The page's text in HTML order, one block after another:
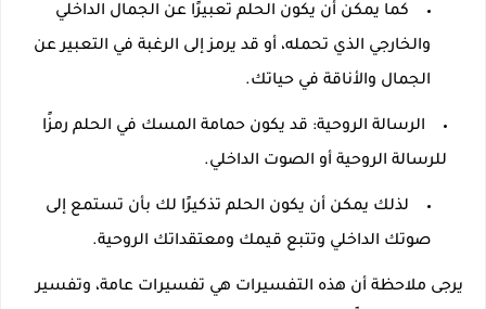
كما يمكن أن يكون الحلم تعبيرًا عن الجمال الداخلي
والخارجي الذي تحمله، أو قد يرمز إلى الرغبة في التعبير عن
الجمال والأناقة في حياتك.
الرسالة الروحية: قد يكون حمامة المسك في الحلم رمزًا
للرسالة الروحية أو الصوت الداخلي.
لذلك يمكن أن يكون الحلم تذكيرًا لك بأن تستمع إلى
صوتك الداخلي وتتبع قيمك ومعتقداتك الروحية.
يرجى ملاحظة أن هذه التفسيرات هي تفسيرات عامة، وتفسير